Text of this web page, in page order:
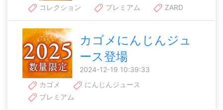
コレクション プレミアム ZARD
カゴメにんじんジュ
ース登場
2024-12-19 10:39:33
カゴメ
にんじんジュース
プレミアム